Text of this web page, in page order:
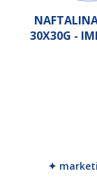
30X30G -
✦